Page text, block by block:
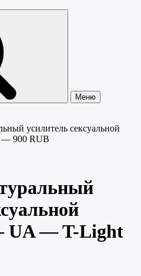
Меню
усилитель сексуальной
900 RUB
UA — T-Light